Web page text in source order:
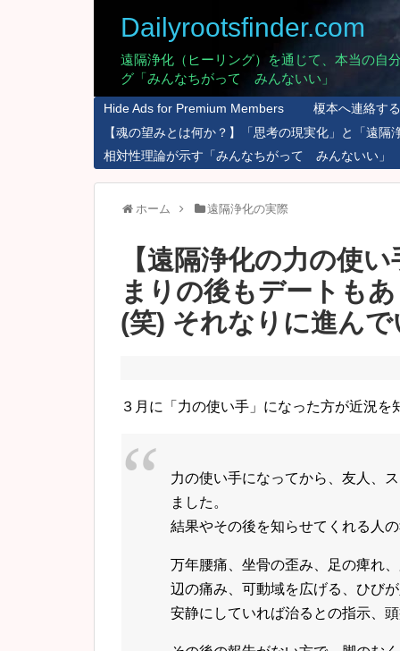
Dailyrootsfinder.com
遠隔浄化（ヒーリング）を通じて、本当の
グ「みんなちがって みんないい」
Hide Ads for Premium Members
榎本へ連絡す
【魂の望みとは何か？】「思考の現実化」と「遠隔
相対性理論が示す「みんなちがって みんないい」
ホーム 遠隔浄化の実際
【遠隔浄化の力の使
まりの後もデートも
(笑) それなりに進ん
３月に「力の使い手」になった方が近況を
力の使い手になってから、友人、
ました。
結果やその後を知らせてくれる人
万年腰痛、坐骨の歪み、足の痺れ
辺の痛み、可動域を広げる、ひび
安静にしていれば治るとの指示、